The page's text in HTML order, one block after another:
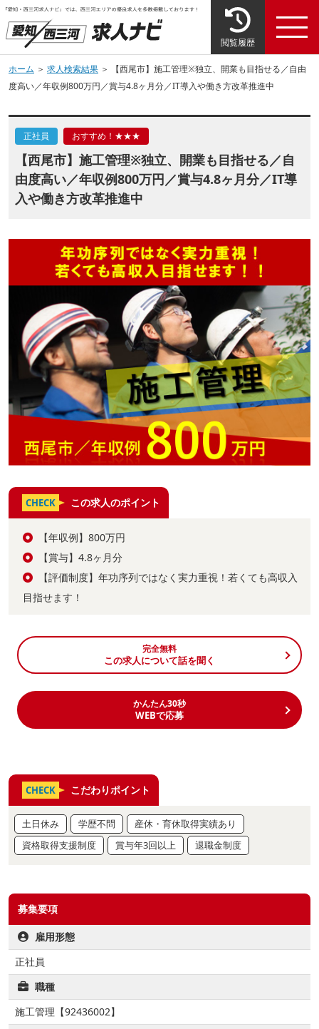
閲覧履歴
ホーム ＞ 求人検索結果 ＞ 【西尾市】施工管理※独立、開業も目指せる／自由
度高い／年収例800万円／賞与4.8ヶ月分／IT導入や働き方改革推進中
正社員 おすすめ！★★★
【西尾市】施工管理※独立、開業も目指せる／自
由度高い／年収例800万円／賞与4.8ヶ月分／IT導
入や働き方改革推進中
CHECK この求人のポイント
【年収例】800万円
【賞与】4.8ヶ月分
【評価制度】年功序列ではなく実力重視！若くても高収入
目指せます！
完全無料
この求人について話を聞く
かんたん30秒
WEBで応募
CHECK こだわりポイント
土日休み 学歴不問
産休・育休取得実績あり
資格取得支援制度
賞与年3回以上 退職金制度
募集要項
雇用形態
正社員
職種
施工管理【92436002】